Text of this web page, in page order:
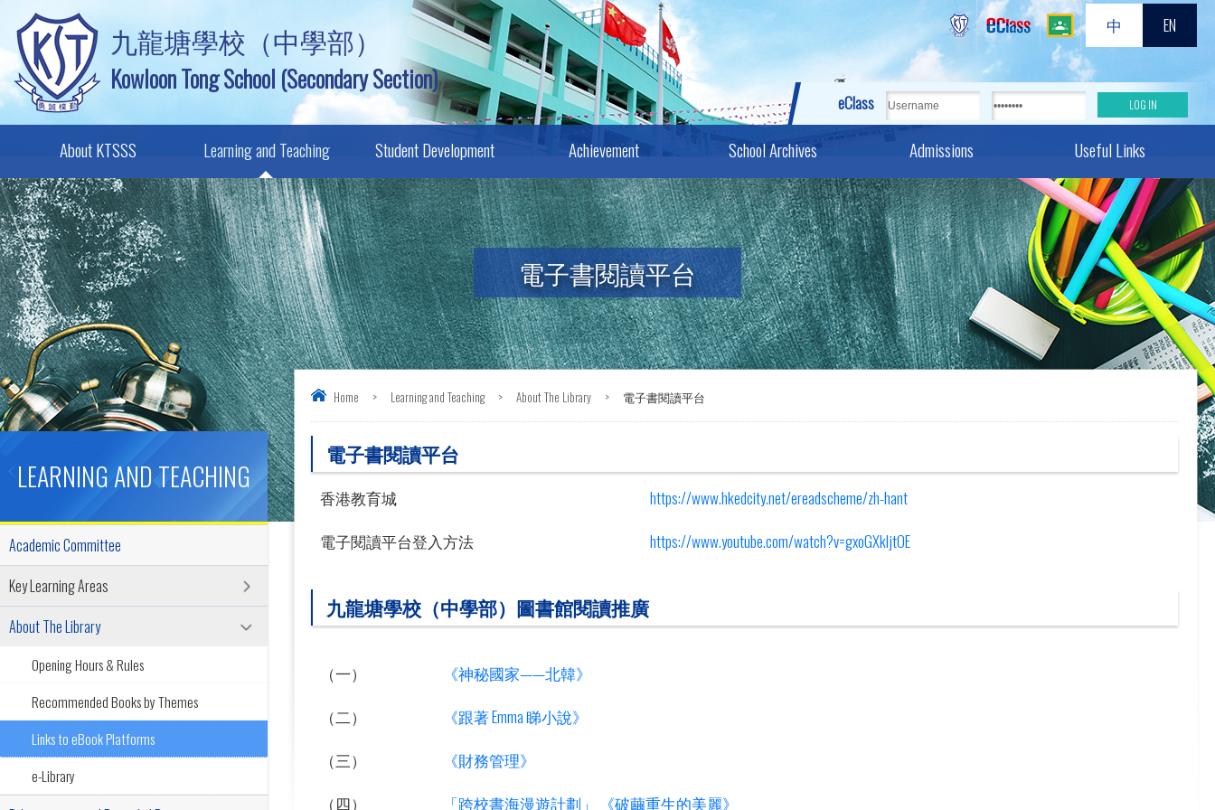
九龍塘學校（中學部）
Kowloon Tong School (Secondary Section)
中 EN
eClass
About KTSSS Learning and Teaching Student Development Achievement School Archives Admissions Useful Links
電子書閱讀平台
Home > Learning and Teaching > About The Library > 電子書閱讀平台
電子書閱讀平台
香港教育城
https://www.hkedcity.net/ereadscheme/zh-hant
電子閱讀平台登入方法
https://www.youtube.com/watch?v=gxoGXkljtOE
九龍塘學校（中學部）圖書館閱讀推廣
（一）
《神秘國家——北韓》
（二）
《跟著 Emma 睇小說》
（三）
《財務管理》
（四）
「跨校書海漫遊計劃」 《破繭重生的美麗》
LEARNING AND TEACHING
Academic Committee
Key Learning Areas
About The Library
Opening Hours & Rules
Recommended Books by Themes
Links to eBook Platforms
e-Library